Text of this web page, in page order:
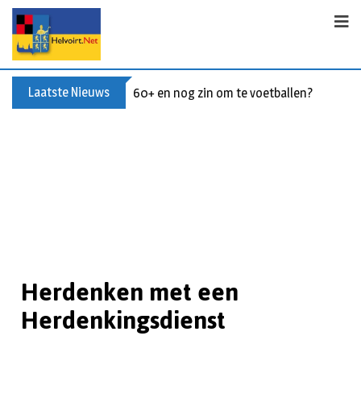
Laatste Nieuws Buxusplanten in brand in Biezenmortel,
Herdenken met een
Herdenkingsdienst